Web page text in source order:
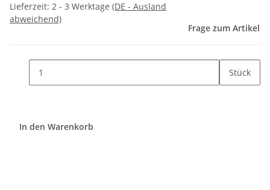
Lieferzeit: 2 - 3 Werktage (DE - Ausland
abweichend)
Frage zum Artikel
Stück
In den Warenkorb